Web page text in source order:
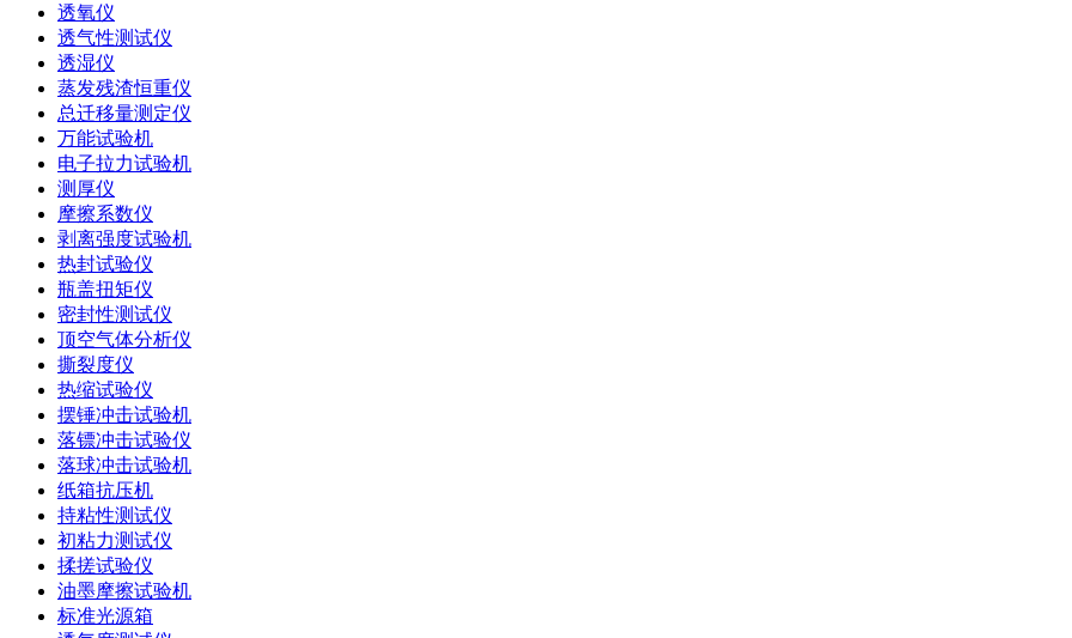
透氧仪
透气性测试仪
透湿仪
蒸发残渣恒重仪
总迁移量测定仪
万能试验机
电子拉力试验机
测厚仪
摩擦系数仪
剥离强度试验机
热封试验仪
瓶盖扭矩仪
密封性测试仪
顶空气体分析仪
撕裂度仪
热缩试验仪
摆锤冲击试验机
落镖冲击试验仪
落球冲击试验机
纸箱抗压机
持粘性测试仪
初粘力测试仪
揉搓试验仪
油墨摩擦试验机
标准光源箱